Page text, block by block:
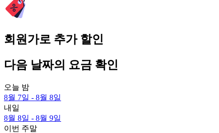
회원가로 추가 할인
다음 날짜의 요금 확인
오늘 밤
8월 7일 - 8월 8일
내일
8월 8일 - 8월 9일
이번 주말